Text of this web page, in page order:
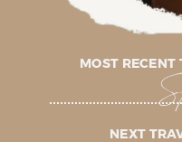
MOST RECENT
NEXT